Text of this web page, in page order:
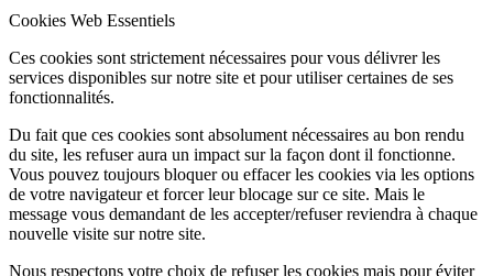
Cookies Web Essentiels
Ces cookies sont strictement nécessaires pour vous délivrer les
services disponibles sur notre site et pour utiliser certaines de ses
fonctionnalités.
Du fait que ces cookies sont absolument nécessaires au bon rendu
du site, les refuser aura un impact sur la façon dont il fonctionne.
Vous pouvez toujours bloquer ou effacer les cookies via les options
de votre navigateur et forcer leur blocage sur ce site. Mais le
message vous demandant de les accepter/refuser reviendra à chaque
nouvelle visite sur notre site.
Nous respectons votre choix de refuser les cookies mais pour éviter